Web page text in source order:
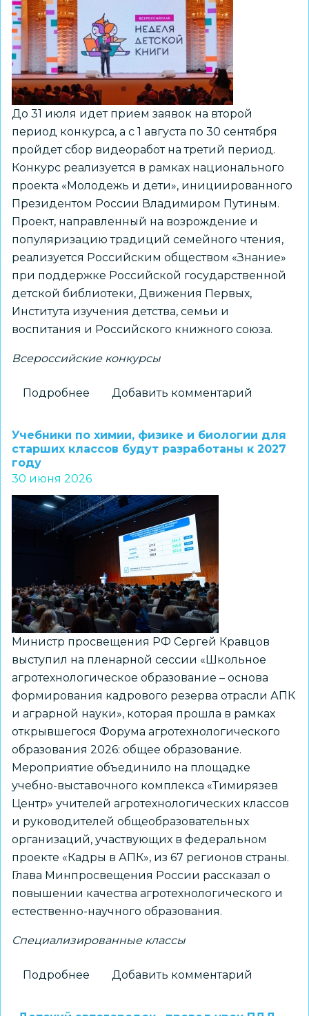
конкурсе
«Моя
семейная
реликвия»
До 31 июля идет прием заявок на второй
период конкурса, а с 1 августа по 30 сентября
пройдет сбор видеоработ на третий период.
Конкурс реализуется в рамках национального
проекта «Молодежь и дети», инициированного
Президентом России Владимиром Путиным.
Проект, направленный на возрождение и
популяризацию традиций семейного чтения,
реализуется Российским обществом «Знание»
при поддержке Российской государственной
детской библиотеки, Движения Первых,
Института изучения детства, семьи и
воспитания и Российского книжного союза.
Всероссийские конкурсы
Подробнее
приглашают
на
конкурс
«Читаем
всей
семьей»
Добавить комментарий
Учебники по химии, физике и биологии для
старших классов будут разработаны к 2027
году
30 июня 2026
Министр просвещения РФ Сергей Кравцов
выступил на пленарной сессии «Школьное
агротехнологическое образование – основа
формирования кадрового резерва отрасли АПК
и аграрной науки», которая прошла в рамках
открывшегося Форума агротехнологического
образования 2026: общее образование.
Мероприятие объединило на площадке
учебно-выставочного комплекса «Тимирязев
Центр» учителей агротехнологических классов
и руководителей общеобразовательных
организаций, участвующих в федеральном
проекте «Кадры в АПК», из 67 регионов страны.
Глава Минпросвещения России рассказал о
повышении качества агротехнологического и
естественно-научного образования.
Специализированные классы
Подробнее Добавить комментарий